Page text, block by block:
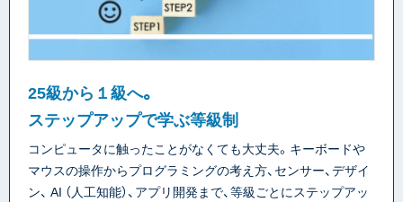
25級から１級へ。
ステップアップで学ぶ等級制
コンピュータに触ったことがなくても大丈夫。キーボードや
マウスの操作からプログラミングの考え方、センサー、デザイ
ン、 AI （人工知能）、アプリ開発まで、等級ごとにステップアッ